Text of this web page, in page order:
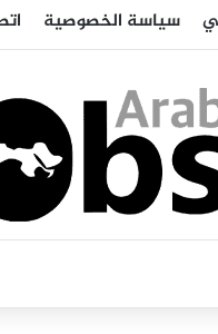
سياسة الخصوصية